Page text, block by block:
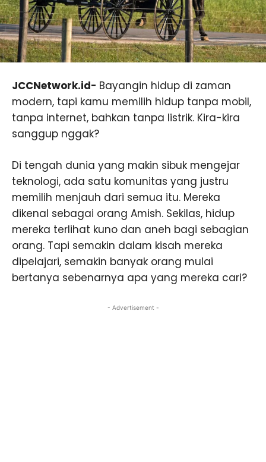
JCCNetwork.id- Bayangin hidup di zaman
modern, tapi kamu memilih hidup tanpa mobil,
tanpa internet, bahkan tanpa listrik. Kira-kira
sanggup nggak?
Di tengah dunia yang makin sibuk mengejar
teknologi, ada satu komunitas yang justru
memilih menjauh dari semua itu. Mereka
dikenal sebagai orang Amish. Sekilas, hidup
mereka terlihat kuno dan aneh bagi sebagian
orang. Tapi semakin dalam kisah mereka
dipelajari, semakin banyak orang mulai
bertanya sebenarnya apa yang mereka cari?
- Advertisement -